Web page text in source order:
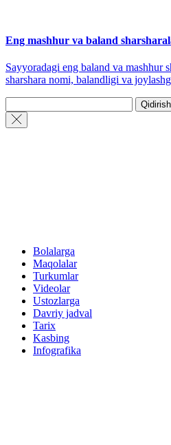
Eng mashhur va baland
Sayyoradagi eng baland va mashhur
sharshara nomi, balandligi va
Qidirish
Bolalarga
Maqolalar
Turkumlar
Videolar
Ustozlarga
Davriy jadval
Tarix
Kasbing
Infografika